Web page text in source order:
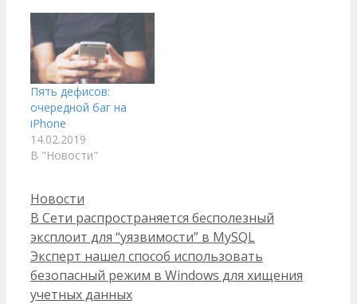
распространяется в
фишинговых письмах
под видом
официальных
уведомлений
почтовых служб,
телекоммуникационных
или энергетических
компаний. Письмо
TorrentLocker, после
его загрузки
программа шифрует
файлы пользователя.
По словам
специалистов
компании, схема
Пять дефисов:
очередной баг на
iPhone
14.02.2019
В "Новости"
Рубрики
Новости
В Сети распространяется бесполезный
эксплоит для “уязвимости” в MySQL
Эксперт нашел способ использовать
безопасный режим в Windows для хищения
учетных данных